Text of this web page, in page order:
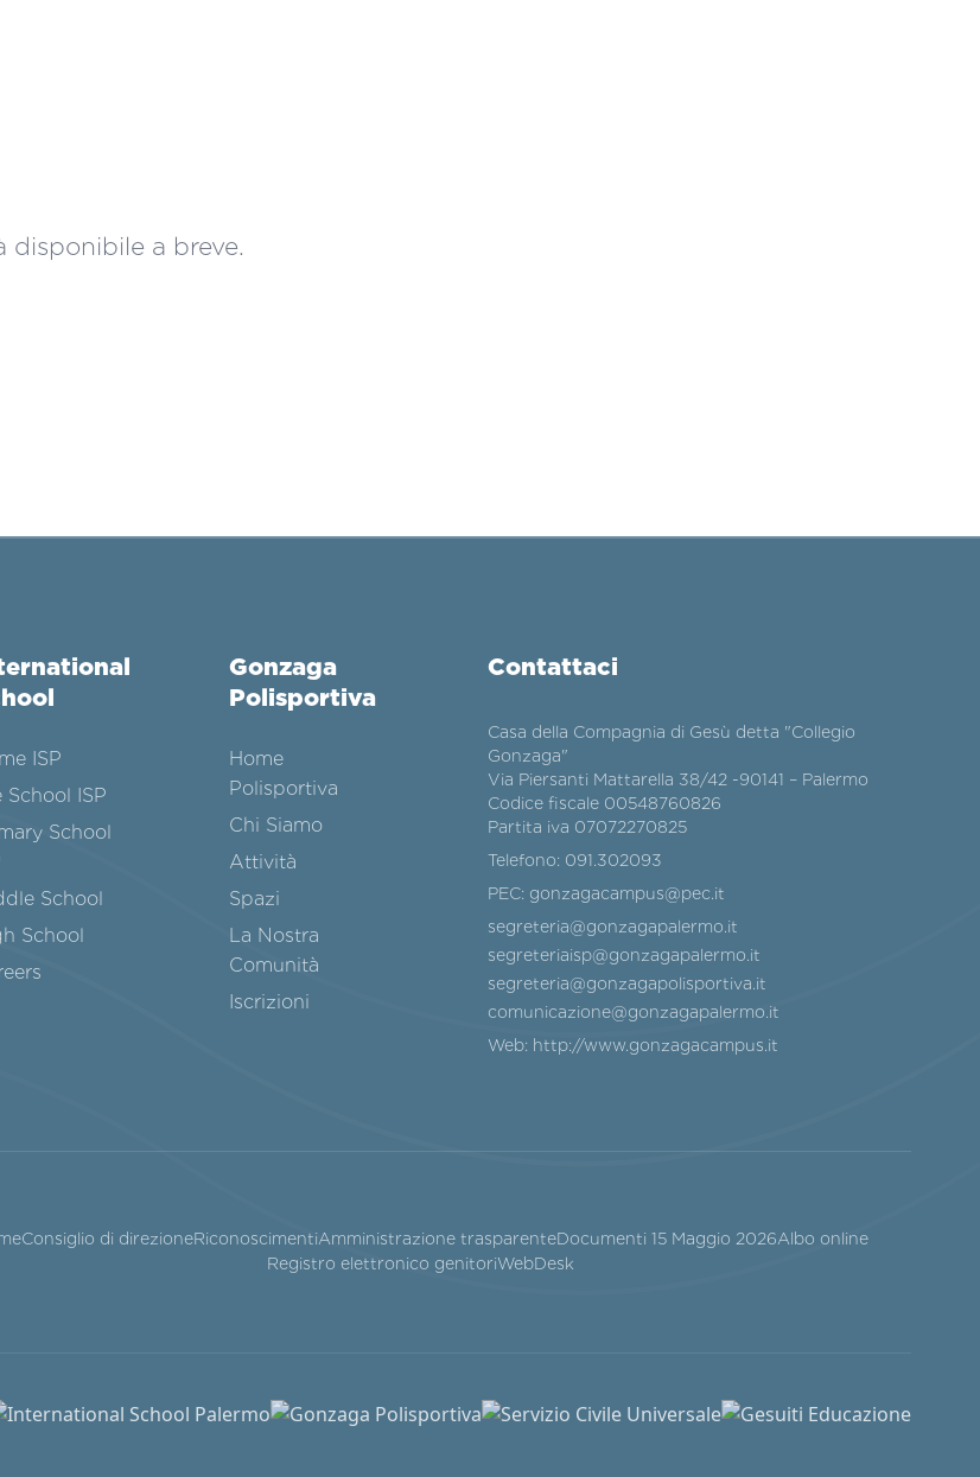
disponibile a breve.
ISP
School ISP
School
School
School
Gonzaga
Polisportiva
Home
Polisportiva
Chi Siamo
Attività
Spazi
La Nostra
Comunità
Iscrizioni
Contattaci
Casa della Compagnia di Gesù detta "Collegio
Gonzaga"
Via Piersanti Mattarella 38/42 -90141 – Palermo
Codice fiscale 00548760826
Partita iva 07072270825
Telefono: 091.302093
PEC: gonzagacampus@pec.it
segreteria@gonzagapalermo.it
segreteriaisp@gonzagapalermo.it
segreteria@gonzagapolisportiva.it
comunicazione@gonzagapalermo.it
Web: http://www.gonzagacampus.it
Consiglio di direzioneRiconoscimentiAmministrazione trasparenteDocumenti 15 Maggio 2026Albo online
Registro elettronico genitoriWebDesk